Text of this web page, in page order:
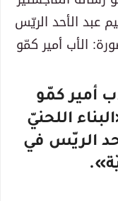
أمير كمّو
اللحنيّ
الريّس في